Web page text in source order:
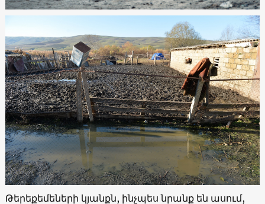
Թերեքեմեների կյանքն, ինչպես նրանք են ասում,